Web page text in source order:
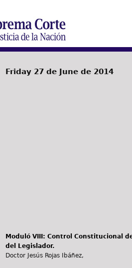
Friday 27 de June de 2014
Moduló VIII: Control Constitucional
del Legislador.
Doctor Jesús Rojas Ibáñez,